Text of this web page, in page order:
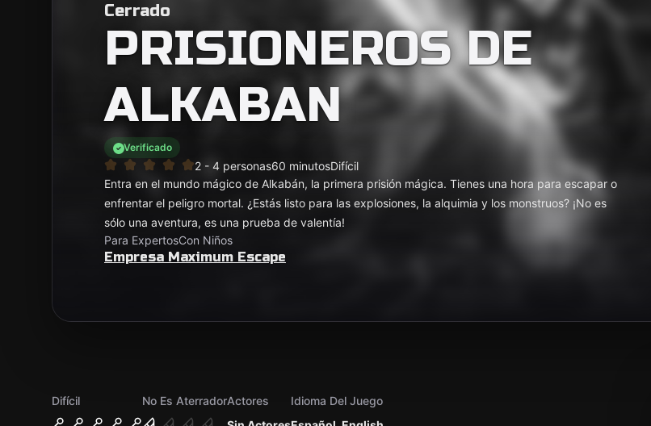
Cerrado
PRISIONEROS DE
ALKABAN
Verificado
2 - 4 personas60 minutosDifícil
Entra en el mundo mágico de Alkabán, la primera prisión mágica. Tienes una hora para escapar o
enfrentar el peligro mortal. ¿Estás listo para las explosiones, la alquimia y los monstruos? ¡No es
sólo una aventura, es una prueba de valentía!
Para ExpertosCon Niños
Empresa Maximum Escape
Difícil
No Es AterradorActores
Idioma Del Juego